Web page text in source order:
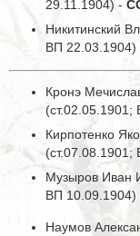
29.11.1904) -
Никитинский
ВП 22.03.1904)
Кронэ
Кирпотенко
Музыров Иван
ВП 10.09.1904)
Наумов